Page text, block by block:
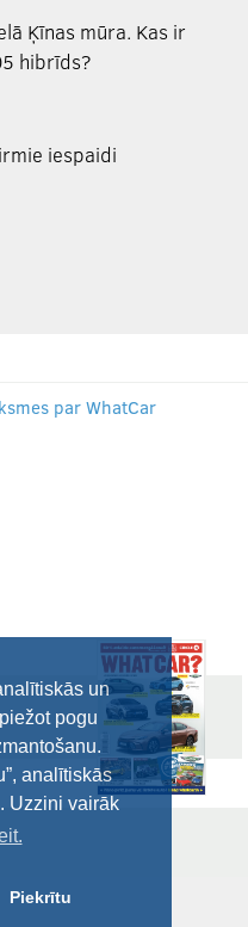
un
pogu
analītiskās
Uzzini vairāk
Piekrītu
Ķīnas mūra. Kas ir
hibrīds?
iespaidi
par WhatCar